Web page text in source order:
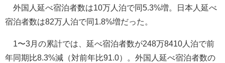
外国人延べ宿泊者数は10万人泊で同5.3%増。日本人延べ
宿泊者数は82万人泊で同1.8%増だった。
1〜3月の累計では、延べ宿泊者数が248万8410人泊で前
年同期比8.3%減（対前年比91.0）。外国人延べ宿泊者数の